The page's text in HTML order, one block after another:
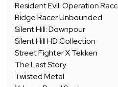
Resident Evil: Operation
Ridge Racer Unbounded
Silent Hill: Downpour
Silent Hill HD Collection
Street Fighter X Tekken
The Last Story
Twisted Metal